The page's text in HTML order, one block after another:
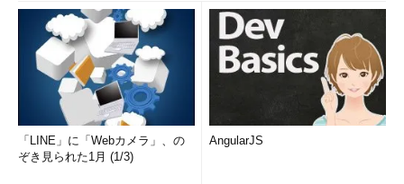
「LINE」に「Webカメラ」、の
ぞき見られた1月 (1/3)
AngularJS